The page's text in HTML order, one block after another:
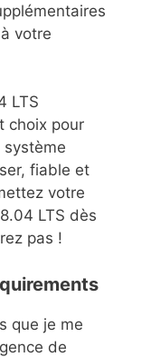
votre
LTS
choix pour
système
fiable et
votre
LTS dès
pas !
que je me
de